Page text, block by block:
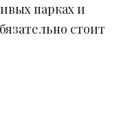
парках и
стоит